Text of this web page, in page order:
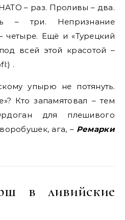
– раз. Проливы – два.
– три. Непризнание
Ещё и «Турецкий
всей этой красотой –
.
упырю не потянуть.
Кто запамятовал – тем
для плешивого
ага, – Ремарки
в ливийские